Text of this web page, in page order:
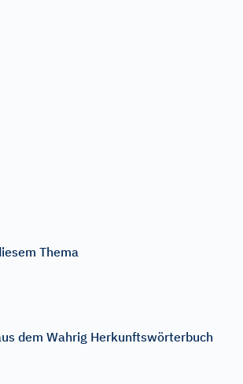
Thema
dem Wahrig Herkunftswörterbuch